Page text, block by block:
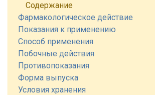
Содержание
Фармакологическое действие
Показания к применению
Способ применения
Побочные действия
Противопоказания
Форма выпуска
Условия хранения